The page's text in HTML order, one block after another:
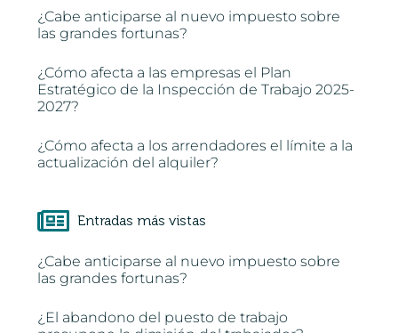
¿Cabe anticiparse al nuevo impuesto sobre
las grandes fortunas?
¿Cómo afecta a las empresas el Plan
Estratégico de la Inspección de Trabajo 2025-
2027?
¿Cómo afecta a los arrendadores el límite a la
actualización del alquiler?
Entradas más vistas
¿Cabe anticiparse al nuevo impuesto sobre
las grandes fortunas?
¿El abandono del puesto de trabajo